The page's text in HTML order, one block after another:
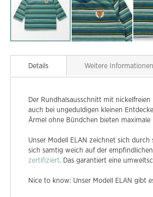
Anfang
Bildgalerie
Details
Der Rundhalsausschnitt mit
auch bei ungeduldigen kleinen
Ärmel ohne Bündchen bieten maximale
Unser Modell ELAN zeichnet sich
sich samtig weich auf der
zertifiziert. Das garantiert eine
Nice to know: Unser Modell ELAN gibt
Weitere Informationen